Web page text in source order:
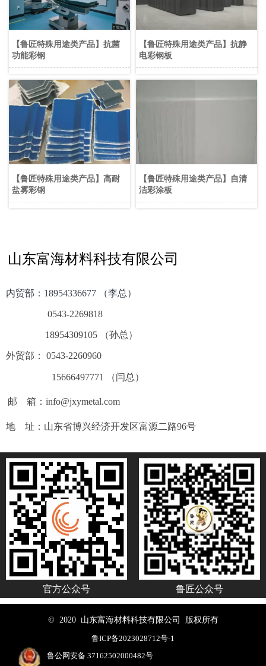
【鲁匠特殊用途类产品】抗菌
功能彩钢
【鲁匠特殊用途类产品】抗静
电彩钢板
【鲁匠特殊用途类产品】高耐
盐雾彩钢
【鲁匠特殊用途类产品】自清
洁彩涂板
山东富海材料科技有限公司
内贸部： 18954336677 （李总）
0543-2269818
18954309105 （孙总）
外贸部： 0543-2260960
15666497771 （闫总）
邮 箱：info@jxymetal.com
地 址：山东省博兴经济开发区富源二路96号
官方公众号 鲁匠公众号
© 2020 山东富海材料科技有限公司 版权所有
鲁ICP备2023028712号-1
鲁公网安备 37162502000482号